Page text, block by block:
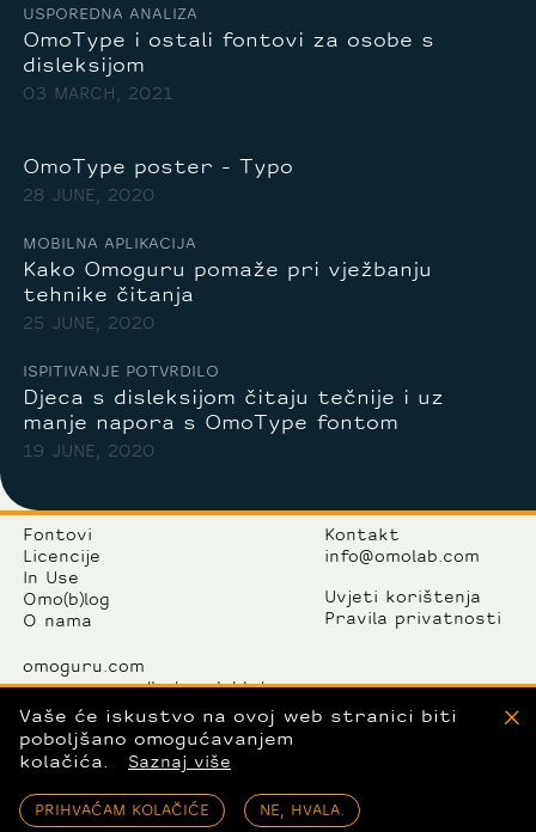
USPOREDNA ANALIZA
OmoType i ostali fontovi za osobe s
disleksijom
03 MARCH, 2021
OmoType poster - Typo
28 JUNE, 2020
MOBILNA APLIKACIJA
Kako Omoguru pomaže pri vježbanju
tehnike čitanja
25 JUNE, 2020
ISPITIVANJE POTVRDILO
Djeca s disleksijom čitaju tečnije i uz
manje napora s OmoType fontom
19 JUNE, 2020
Fontovi
Licencije
In Use
Omo(b)log
O nama
Kontakt
info@omolab.com
Uvjeti korištenja
Pravila privatnosti
omoguru.com
omoguru.com/hr/readable/
omolab.com
omogallery.com
OmoLab komunikacije d.o.o.
Avenija Dubrovnik 15/12
10000 Zagreb
Vaše će iskustvo na ovoj web stranici biti
poboljšano omogućavanjem
kolačića.
Saznaj više
PRIHVAĆAM KOLAČIĆE NE, HVALA.
X